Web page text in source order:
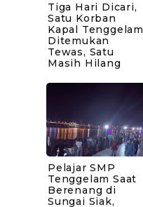
Tiga Hari Dicari,
Satu Korban
Kapal Tenggelam
Ditemukan
Tewas, Satu
Masih Hilang
Pelajar SMP
Tenggelam Saat
Berenang di
Sungai Siak,